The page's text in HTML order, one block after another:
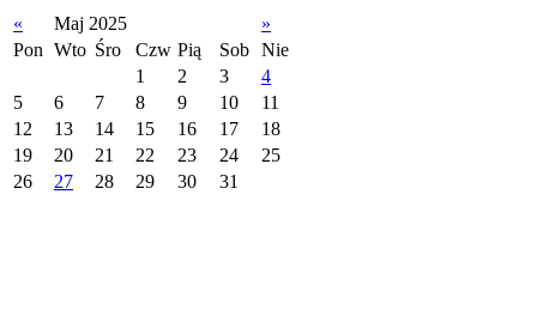
« Maj 2025
»
Pon Wto Śro Czw Pią Sob Nie
1
2 3
4
5
6 7 8 9 10
11
12
13 14 15 16 17
18
19
20 21 22 23 24
25
26
27 28 29 30 31